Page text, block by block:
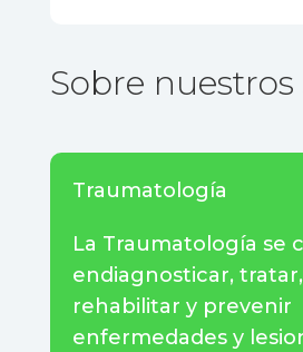
Sobre nuestros
Traumatología
La Traumatología se
endiagnosticar, tratar,
rehabilitar y prevenir
enfermedades y